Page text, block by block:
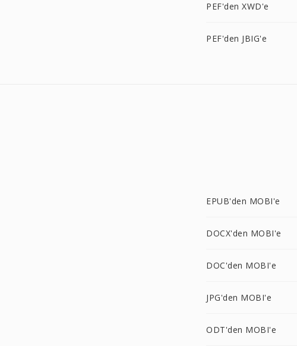
PEF'den XWD'e
PEF'den JBIG'e
EPUB'den MOBI'e
DOCX'den MOBI'e
DOC'den MOBI'e
JPG'den MOBI'e
ODT'den MOBI'e